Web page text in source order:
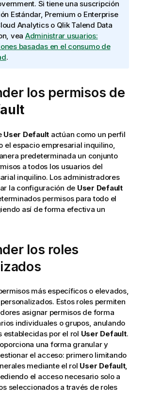
. Si tiene una suscripción
Estándar, Premium o Enterprise
Analyticso Qlik Talend Data
, vea Administrar usuarios:
basadas en el consumo de
.
los permisos de
User Default actúan como un perfil
el espacio empresarial inquilino,
predeterminada un conjunto
a todos los usuarios del
inquilino. Los administradores
la configuración de User Default
permisos para todo el
así de forma efectiva un
los roles
más específicos o elevados,
Estos roles permiten
asignar permisos de forma
individuales o grupos, anulando
establecidas por el rol User Default.
una forma granular y
el acceso: primero limitando
mediante el rol User Default,
el acceso necesario solo a
seleccionados a través de roles